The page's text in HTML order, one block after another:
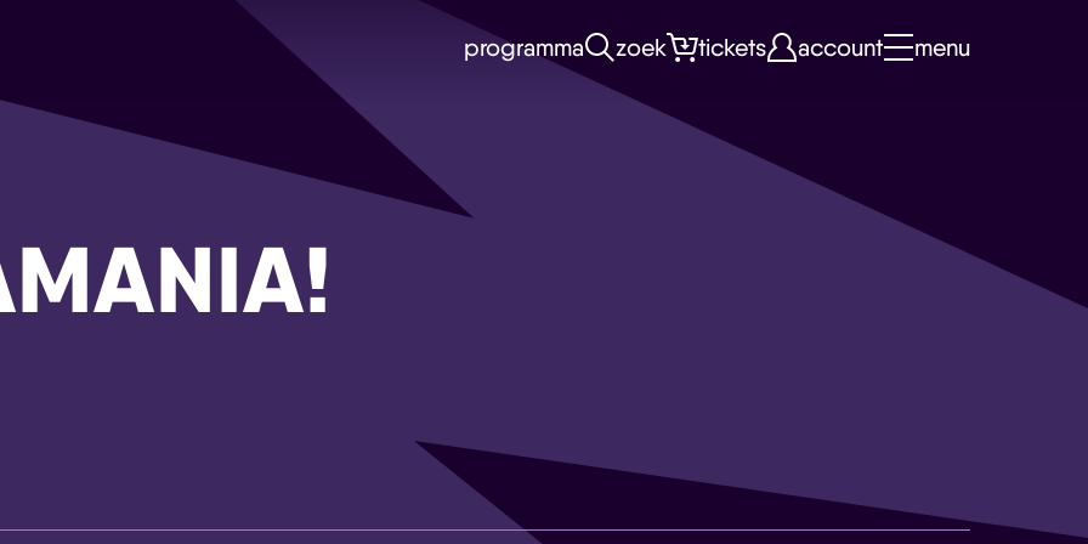
programma zoek tickets account menu